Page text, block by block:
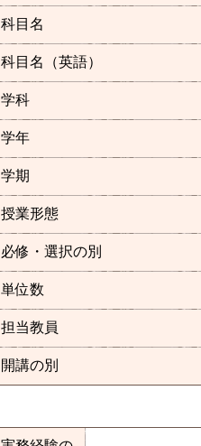
科目名
科目名（英語）
学科
学年
学期
授業形態
必修・選択の別
単位数
担当教員
開講の別